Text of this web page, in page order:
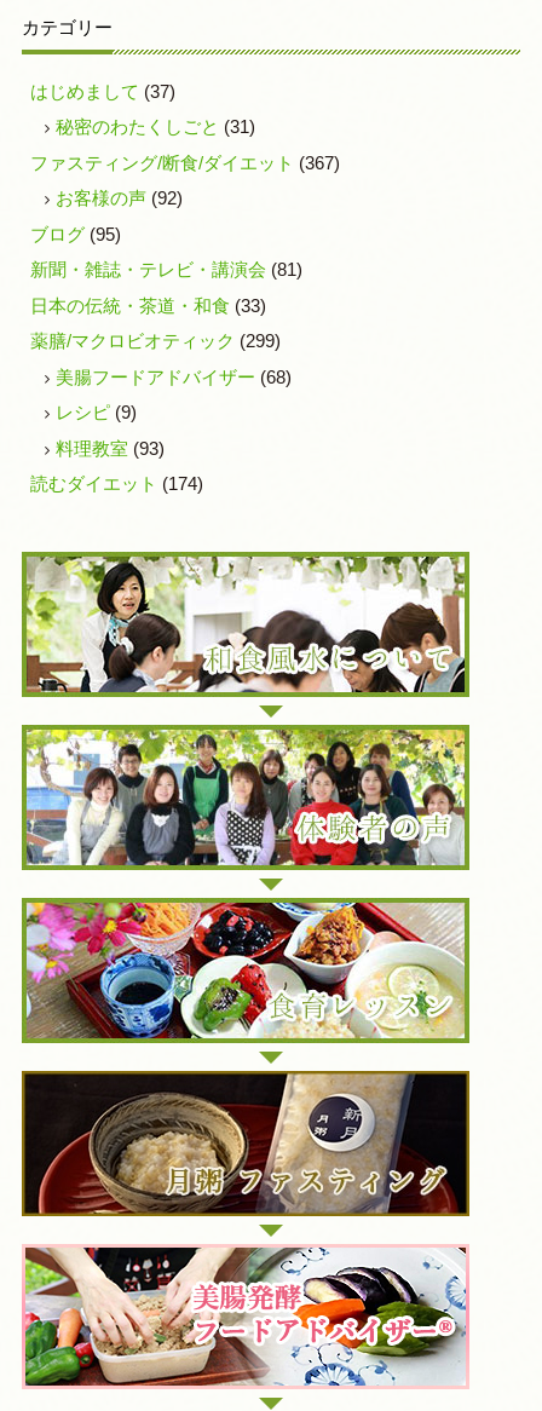
カテゴリー
はじめまして (37)
秘密のわたくしごと (31)
ファスティング/断食/ダイエット (367)
お客様の声 (92)
ブログ (95)
新聞・雑誌・テレビ・講演会 (81)
日本の伝統・茶道・和食 (33)
薬膳/マクロビオティック (299)
美腸フードアドバイザー (68)
レシピ (9)
料理教室 (93)
読むダイエット (174)